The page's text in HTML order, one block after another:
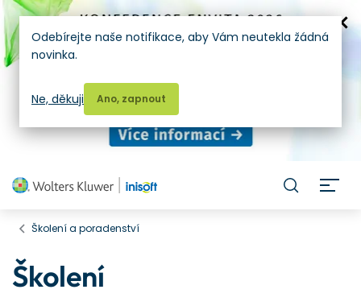
Školení a poradenství
Školení
Odebírejte naše notifikace, aby Vám neutekla žádná
novinka.
Ano, zapnout
Ne, děkuji